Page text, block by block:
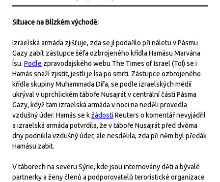
Situace na Blízkém východě:
Izraelská armáda zjišťuje, zda se jí podařilo při náletu v Pásmu
Gazy zabít zástupce šéfa ozbrojeného křídla Hamásu Marvána
Ísu. Podle zpravodajského webu The Times of Israel (ToI) se i
Hamás snaží zjistit, jestli je Ísa po smrti. Zástupce ozbrojeného
křídla skupiny Muhammada Dífa, se podle izraelských médií
ukrýval v uprchlickém táboře Nusajrát v centrální části Pásma
Gazy, když tam izraelská armáda v noci na neděli provedla
vzdušný úder. Hamás se kžádostiReuters o komentář nevyjádřil
a izraelská armáda potvrdila, že v táboře Nusajrát před dvěma
dny podnikla vzdušný úder, ale nesdělila, zda při něm byl předák
Hamásu zabit.
V táborech na severu Sýrie, kde jsou internovány děti a bývalé
partnerky a ženy členů a podporovatelů teroristické organizace